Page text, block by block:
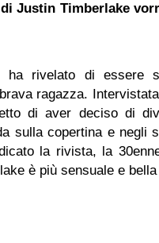
diJustin Timberlake
ha rivelato di essere
ragazza.
di aver deciso di
sulla copertina e negli
la rivista, la
è più sensuale e